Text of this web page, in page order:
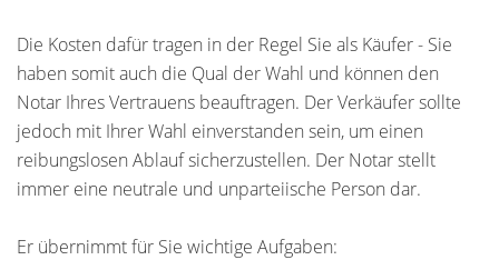
Die Kosten dafür tragen in der Regel Sie als Käufer - Sie
haben somit auch die Qual der Wahl und können den
Notar Ihres Vertrauens beauftragen. Der Verkäufer sollte
jedoch mit Ihrer Wahl einverstanden sein, um einen
reibungslosen Ablauf sicherzustellen. Der Notar stellt
immer eine neutrale und unparteiische Person dar.
Er übernimmt für Sie wichtige Aufgaben: